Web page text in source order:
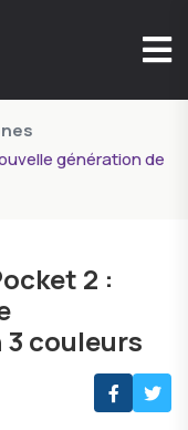
génération de
2 :
couleurs